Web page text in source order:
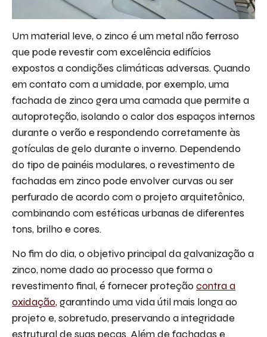
Um material leve, o zinco é um metal não ferroso
que pode revestir com excelência edifícios
expostos a condições climáticas adversas. Quando
em contato com a umidade, por exemplo, uma
fachada de zinco gera uma camada que permite a
autoproteção, isolando o calor dos espaços internos
durante o verão e respondendo corretamente às
gotículas de gelo durante o inverno. Dependendo
do tipo de painéis modulares, o revestimento de
fachadas em zinco pode envolver curvas ou ser
perfurado de acordo com o projeto arquitetônico,
combinando com estéticas urbanas de diferentes
tons, brilho e cores.
No fim do dia, o objetivo principal da galvanização a
zinco, nome dado ao processo que forma o
revestimento final, é fornecer proteção contra a
oxidação, garantindo uma vida útil mais longa ao
projeto e, sobretudo, preservando a integridade
estrutural de suas peças. Além de fachadas e